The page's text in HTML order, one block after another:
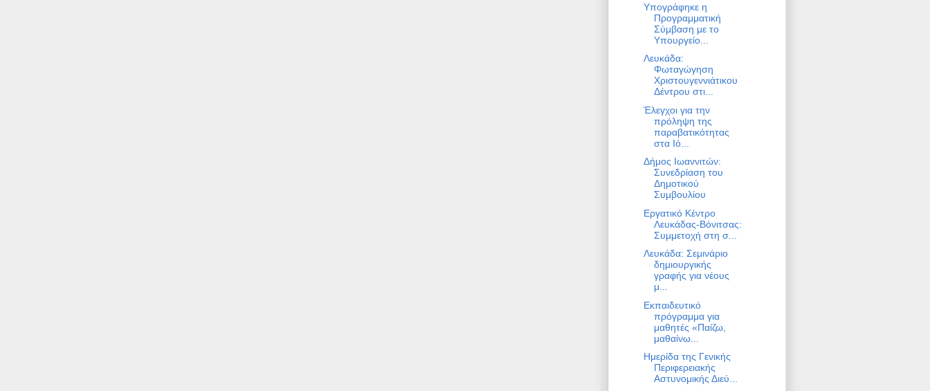
Υπογράφηκε η
Προγραμματική
Σύμβαση με το
Υπουργείο...
Λευκάδα:
Φωταγώγηση
Χριστουγεννιάτικου
Δέντρου στι...
Έλεγχοι για την
πρόληψη της
παραβατικότητας
στα Ιό...
Δήμος Ιωαννιτών:
Συνεδρίαση του
Δημοτικού
Συμβουλίου
Εργατικό Κέντρο
Λευκάδας-Βόνιτσας:
Συμμετοχή στη σ...
Λευκάδα: Σεμινάριο
δημιουργικής
γραφής για νέους
μ...
Εκπαιδευτικό
πρόγραμμα για
μαθητές «Παίζω,
μαθαίνω...
Ημερίδα της Γενικής
Περιφερειακής
Αστυνομικής Διεύ...